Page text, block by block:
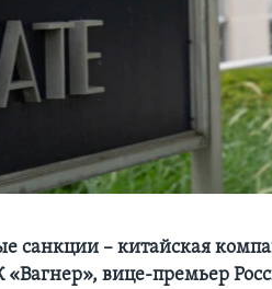
санкции – китайская
вице-премьер